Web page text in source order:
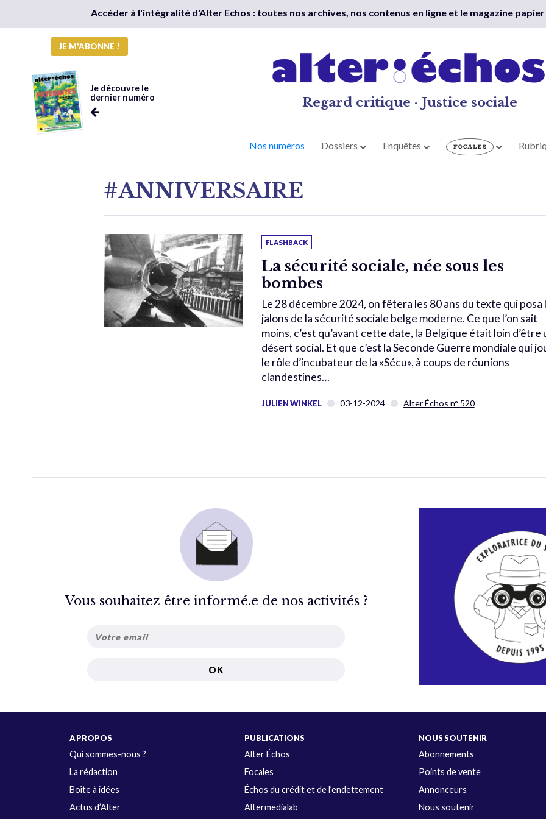
Accéder à l'intégralité d'Alter Echos : toutes nos archives, nos contenus en ligne et le magazine papier
JE M'ABONNE !
Je découvre le
dernier numéro
Regard critique · Justice sociale
Nos numéros Dossiers Enquêtes
#ANNIVERSAIRE
FLASHBACK
La sécurité sociale, née sous les
bombes
Le 28 décembre 2024, on fêtera les 80 ans du texte qui posa
jalons de la sécurité sociale belge moderne. Ce que l’on sait
moins, c’est qu’avant cette date, la Belgique était loin d’être
désert social. Et que c’est la Seconde Guerre mondiale qui
le rôle d’incubateur de la «Sécu», à coups de réunions
clandestines…
JULIEN WINKEL 03-12-2024 Alter Échos n° 520
Vous souhaitez être informé.e de nos activités ?
A PROPOS
Qui sommes-nous ?
La rédaction
Boîte à idées
Actus d’Alter
PUBLICATIONS
Alter Échos
Focales
Échos du crédit et de l’endettement
Altermedialab
NOUS SOUTENIR
Abonnements
Points de vente
Annonceurs
Nous soutenir